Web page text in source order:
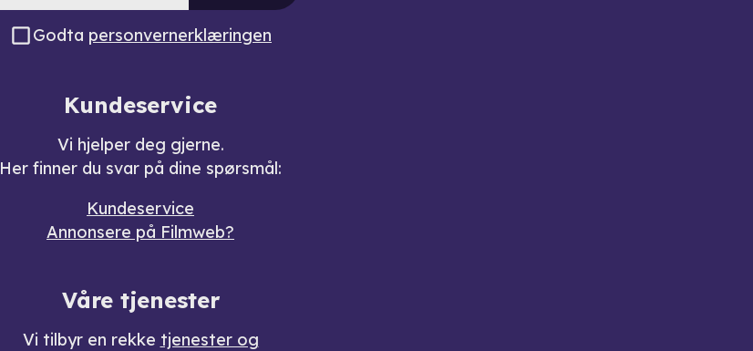
Godta personvernerklæringen
Kundeservice
Vi hjelper deg gjerne.
Her finner du svar på dine spørsmål:
Kundeservice
Annonsere på Filmweb?
Våre tjenester
Vi tilbyr en rekke tjenester og